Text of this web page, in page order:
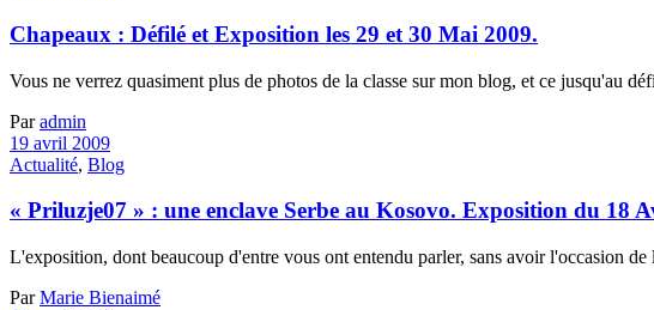
Chapeaux : Défilé et Exposition les 29 et 30 Mai 2009.
Vous ne verrez quasiment plus de photos de la classe sur mon blog, et ce jusqu'au
Paradmin
19 avril 2009
Actualité, Blog
« Priluzje07 » : une enclave Serbe au Kosovo. Exposition du 18
L'exposition, dont beaucoup d'entre vous ont entendu parler, sans avoir l'occasion
ParMarie Bienaimé